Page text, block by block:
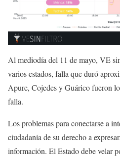
Al mediodía del 11 de mayo, VE
varios estados, falla que duró
Apure, Cojedes y Guárico fueron
falla.
Los problemas para conectarse a
ciudadanía de su derecho a
información. El Estado debe velar